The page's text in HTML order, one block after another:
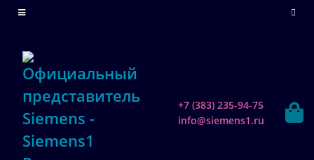
+7 (383) 235-94-75
info@siemens1.ru